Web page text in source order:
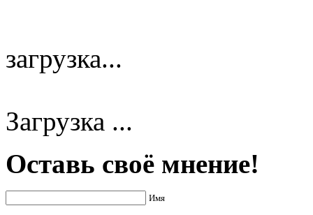
загрузка...
Загрузка ...
Оставь своё мнение!
Имя